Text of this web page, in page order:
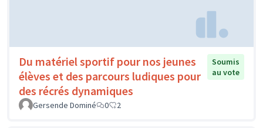
Du matériel sportif pour nos jeunes
élèves et des parcours ludiques pour
des récrés dynamiques
Soumis
au vote
Gersende Dominé 0 2